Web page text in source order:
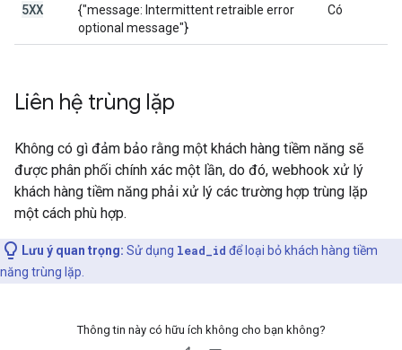
5XX
{"message: Intermittent retraible error
optional message"}
Có
Liên hệ trùng lặp
Không có gì đảm bảo rằng một khách hàng tiềm năng sẽ
được phân phối chính xác một lần, do đó, webhook xử lý
khách hàng tiềm năng phải xử lý các trường hợp trùng lặp
một cách phù hợp.
Lưu ý quan trọng: Sử dụng lead_id để loại bỏ khách hàng tiềm
năng trùng lặp.
Thông tin này có hữu ích không cho bạn không?